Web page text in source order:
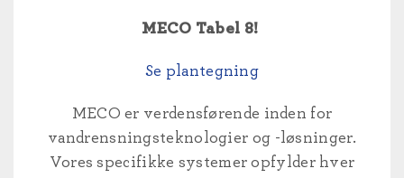
MECO Tabel 8!
Se plantegning
MECO er verdensførende inden for
vandrensningsteknologier og -løsninger.
Vores specifikke systemer opfylder hver